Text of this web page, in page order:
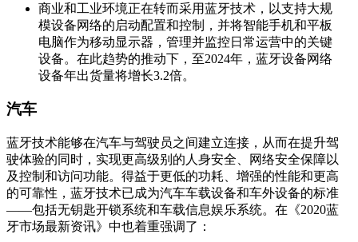
商业和工业环境正在转而采用蓝牙技术，以支持大规
模设备网络的启动配置和控制，并将智能手机和平板
电脑作为移动显示器，管理并监控日常运营中的关键
设备。在此趋势的推动下，至2024年，蓝牙设备网络
设备年出货量将增长3.2倍。
汽车
蓝牙技术能够在汽车与驾驶员之间建立连接，从而在提升驾
驶体验的同时，实现更高级别的人身安全、网络安全保障以
及控制和访问功能。得益于更低的功耗、增强的性能和更高
的可靠性，蓝牙技术已成为汽车车载设备和车外设备的标准
——包括无钥匙开锁系统和车载信息娱乐系统。在《2020蓝
牙市场最新资讯》中也着重强调了：